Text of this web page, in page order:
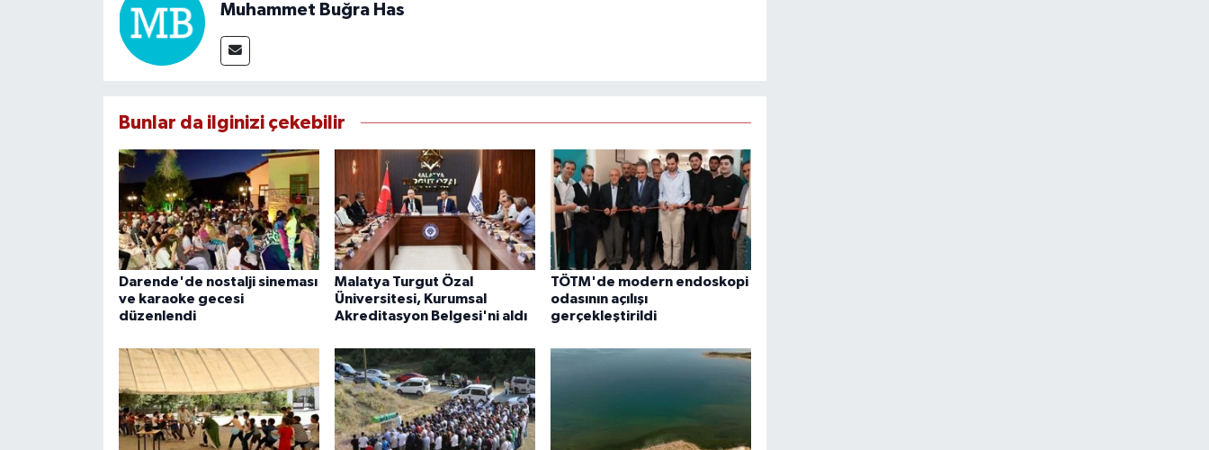
Muhammet Buğra Has
Bunlar da ilginizi çekebilir
Darende'de nostalji sineması
ve karaoke gecesi
düzenlendi
Malatya Turgut Özal
Üniversitesi, Kurumsal
Akreditasyon Belgesi'ni aldı
TÖTM'de modern endoskopi
odasının açılışı
gerçekleştirildi